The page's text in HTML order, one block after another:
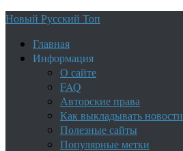
Новый Русский Топ
Главная
Информация
О сайте
FAQ
Авторские права
Как выкладывать новости
Полезные сайты
Популярные метки